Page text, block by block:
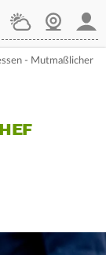
WetterWebcam
- Mutmaßlicher
F